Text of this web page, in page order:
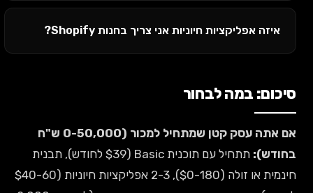
איזה אפליקציות חיוניות אני צריך בחנות Shopify?
סיכום: במה לבחור
אם אתה עסק קטן שמתחיל למכור (0-50,000 ש"ח
בחודש):
תתחיל עם תוכנית Basic ($39 לחודש), תבנית
חינמית או זולה ($0-180), 2-3 אפליקציות חיוניות ($40-60